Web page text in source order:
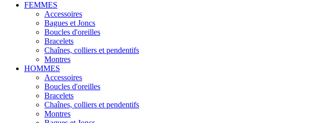
FEMMES
Accessoires
Bagues et Joncs
Boucles d'oreilles
Bracelets
Chaînes, colliers et pendentifs
Montres
HOMMES
Accessoires
Boucles d'oreilles
Bracelets
Chaînes, colliers et pendentifs
Montres